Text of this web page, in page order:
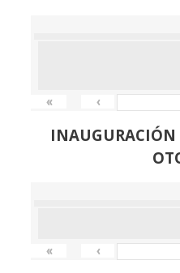
« ‹
INAUGURACIÓN
« ‹